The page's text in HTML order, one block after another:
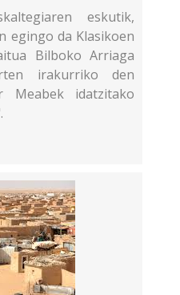
eskutik,
egingo da Klasikoen
Bilboko Arriaga
irakurriko den
idatzitako